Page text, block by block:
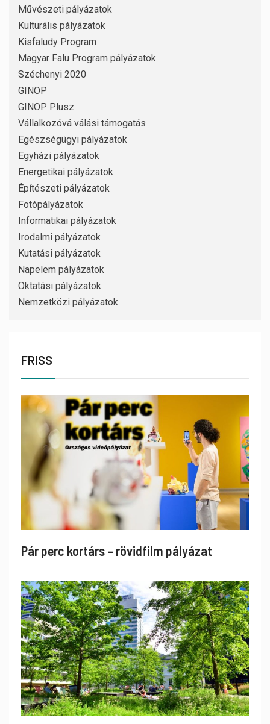
Művészeti pályázatok
Kulturális pályázatok
Kisfaludy Program
Magyar Falu Program pályázatok
Széchenyi 2020
GINOP
GINOP Plusz
Vállalkozóvá válási támogatás
Egészségügyi pályázatok
Egyházi pályázatok
Energetikai pályázatok
Építészeti pályázatok
Fotópályázatok
Informatikai pályázatok
Irodalmi pályázatok
Kutatási pályázatok
Napelem pályázatok
Oktatási pályázatok
Nemzetközi pályázatok
FRISS
Pár perc kortárs – rövidfilm pályázat